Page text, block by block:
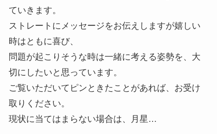
ていきます。
ストレートにメッセージをお伝えしますが嬉しい
時はともに喜び、
問題が起こりそうな時は一緒に考える姿勢を、大
切にしたいと思っています。
ご覧いただいてピンときたことがあれば、お受け
取りください。
現状に当てはまらない場合は、月星…